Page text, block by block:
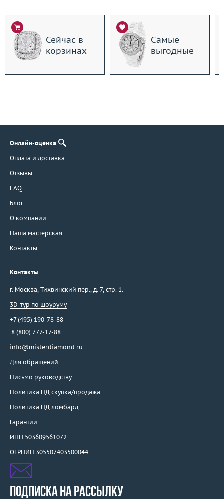
Сейчас в
корзинах
Самые
выгодные
Онлайн-оценка
Оплата и доставка
Отзывы
FAQ
Блог
О компании
Наша мастерская
Контакты
Контакты
г. Москва, Тихвинский пер., д. 7, стр. 1.
3D-тур по шоуруму
+7 (495) 190-78-88
8 (800) 777-17-88
info@misterdiamond.ru
Для обращений
Письмо руководству
Политика ПД скупка/продажа
Политика ПД ломбард
Гарантии
ИНН 503609561072
ОГРНИП 305507403500044
ПОДПИСКА НА РАССЫЛКУ